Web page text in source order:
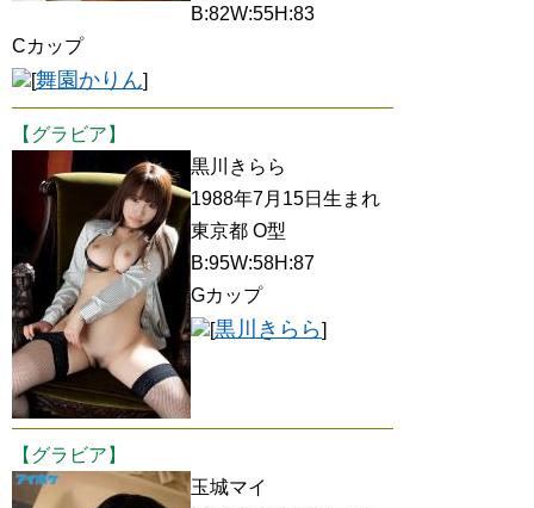
B:82W:55H:83
Cカップ
[舞園かりん]
【グラビア】
黒川きらら
1988年7月15日生まれ
東京都 O型
B:95W:58H:87
Gカップ
[黒川きらら]
【グラビア】
玉城マイ